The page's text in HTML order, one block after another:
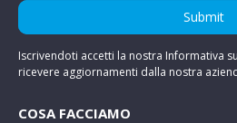
Submit
Iscrivendoti accetti la nostra Informativa
ricevere aggiornamenti dalla nostra
COSA FACCIAMO